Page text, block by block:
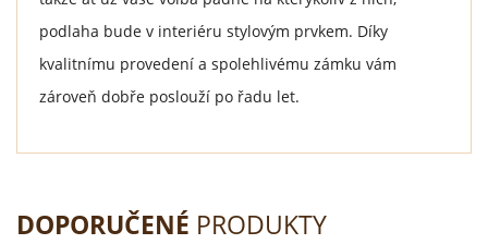
podlaha bude v interiéru stylovým prvkem. Díky
kvalitnímu provedení a spolehlivému zámku vám
zároveň dobře poslouží po řadu let.
DOPORUČENÉ PRODUKTY